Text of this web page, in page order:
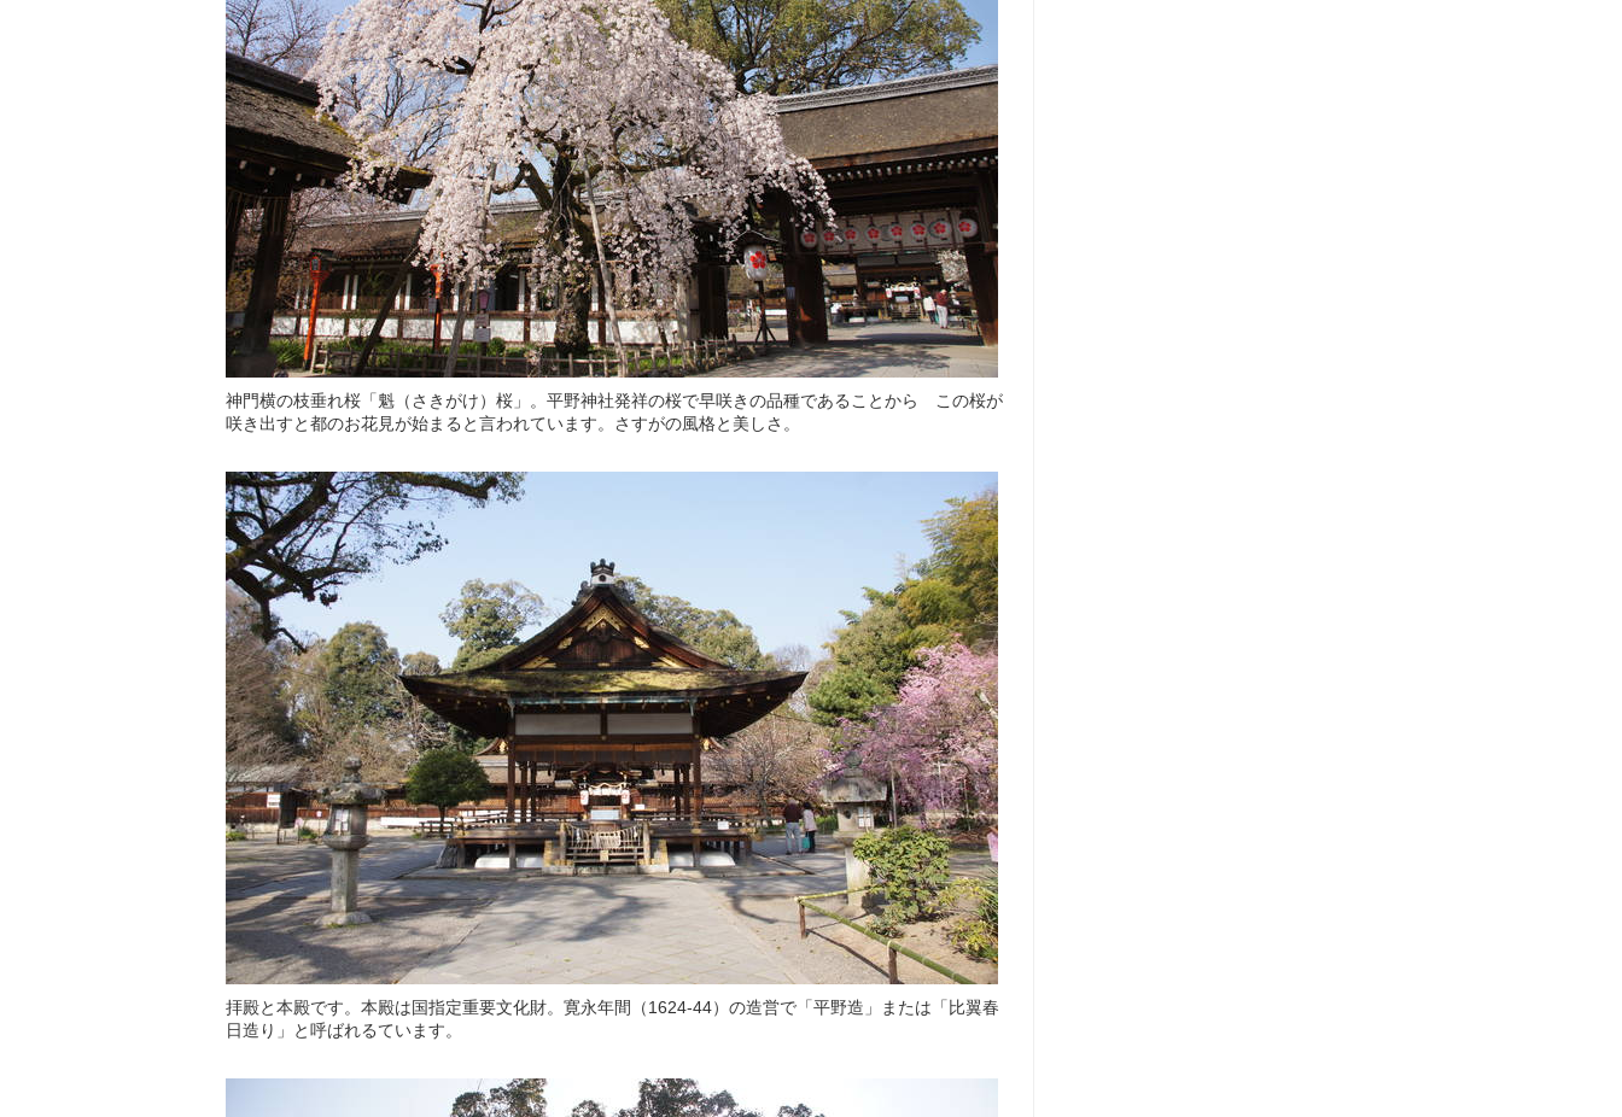
神門横の枝垂れ桜「魁（さきがけ）桜」。平野神社発祥の桜で早咲きの品種であることから この桜が
咲き出すと都のお花見が始まると言われています。さすがの風格と美しさ。
拝殿と本殿です。本殿は国指定重要文化財。寛永年間（1624-44）の造営で「平野造」または「比翼春
日造り」と呼ばれるています。